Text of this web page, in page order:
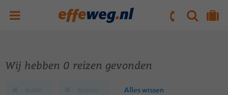
ZOEKENNAAR 'MIJN REIS' OMGEVING
Wij hebben 0 reizen gevonden
Alles wissen